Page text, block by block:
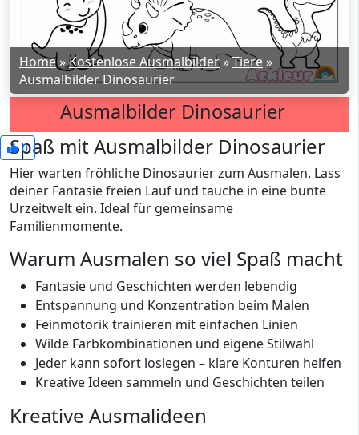
Home»Kostenlose Ausmalbilder»Tiere »
Ausmalbilder Dinosaurier
Ausmalbilder Dinosaurier
0
Spaß mit Ausmalbilder Dinosaurier
Hier warten fröhliche Dinosaurier zum Ausmalen. Lass
deiner Fantasie freien Lauf und tauche in eine bunte
Urzeitwelt ein. Ideal für gemeinsame
Familienmomente.
Warum Ausmalen so viel Spaß macht
Fantasie und Geschichten werden lebendig
Entspannung und Konzentration beim Malen
Feinmotorik trainieren mit einfachen Linien
Wilde Farbkombinationen und eigene Stilwahl
Jeder kann sofort loslegen – klare Konturen helfen
Kreative Ideen sammeln und Geschichten teilen
Kreative Ausmalideen